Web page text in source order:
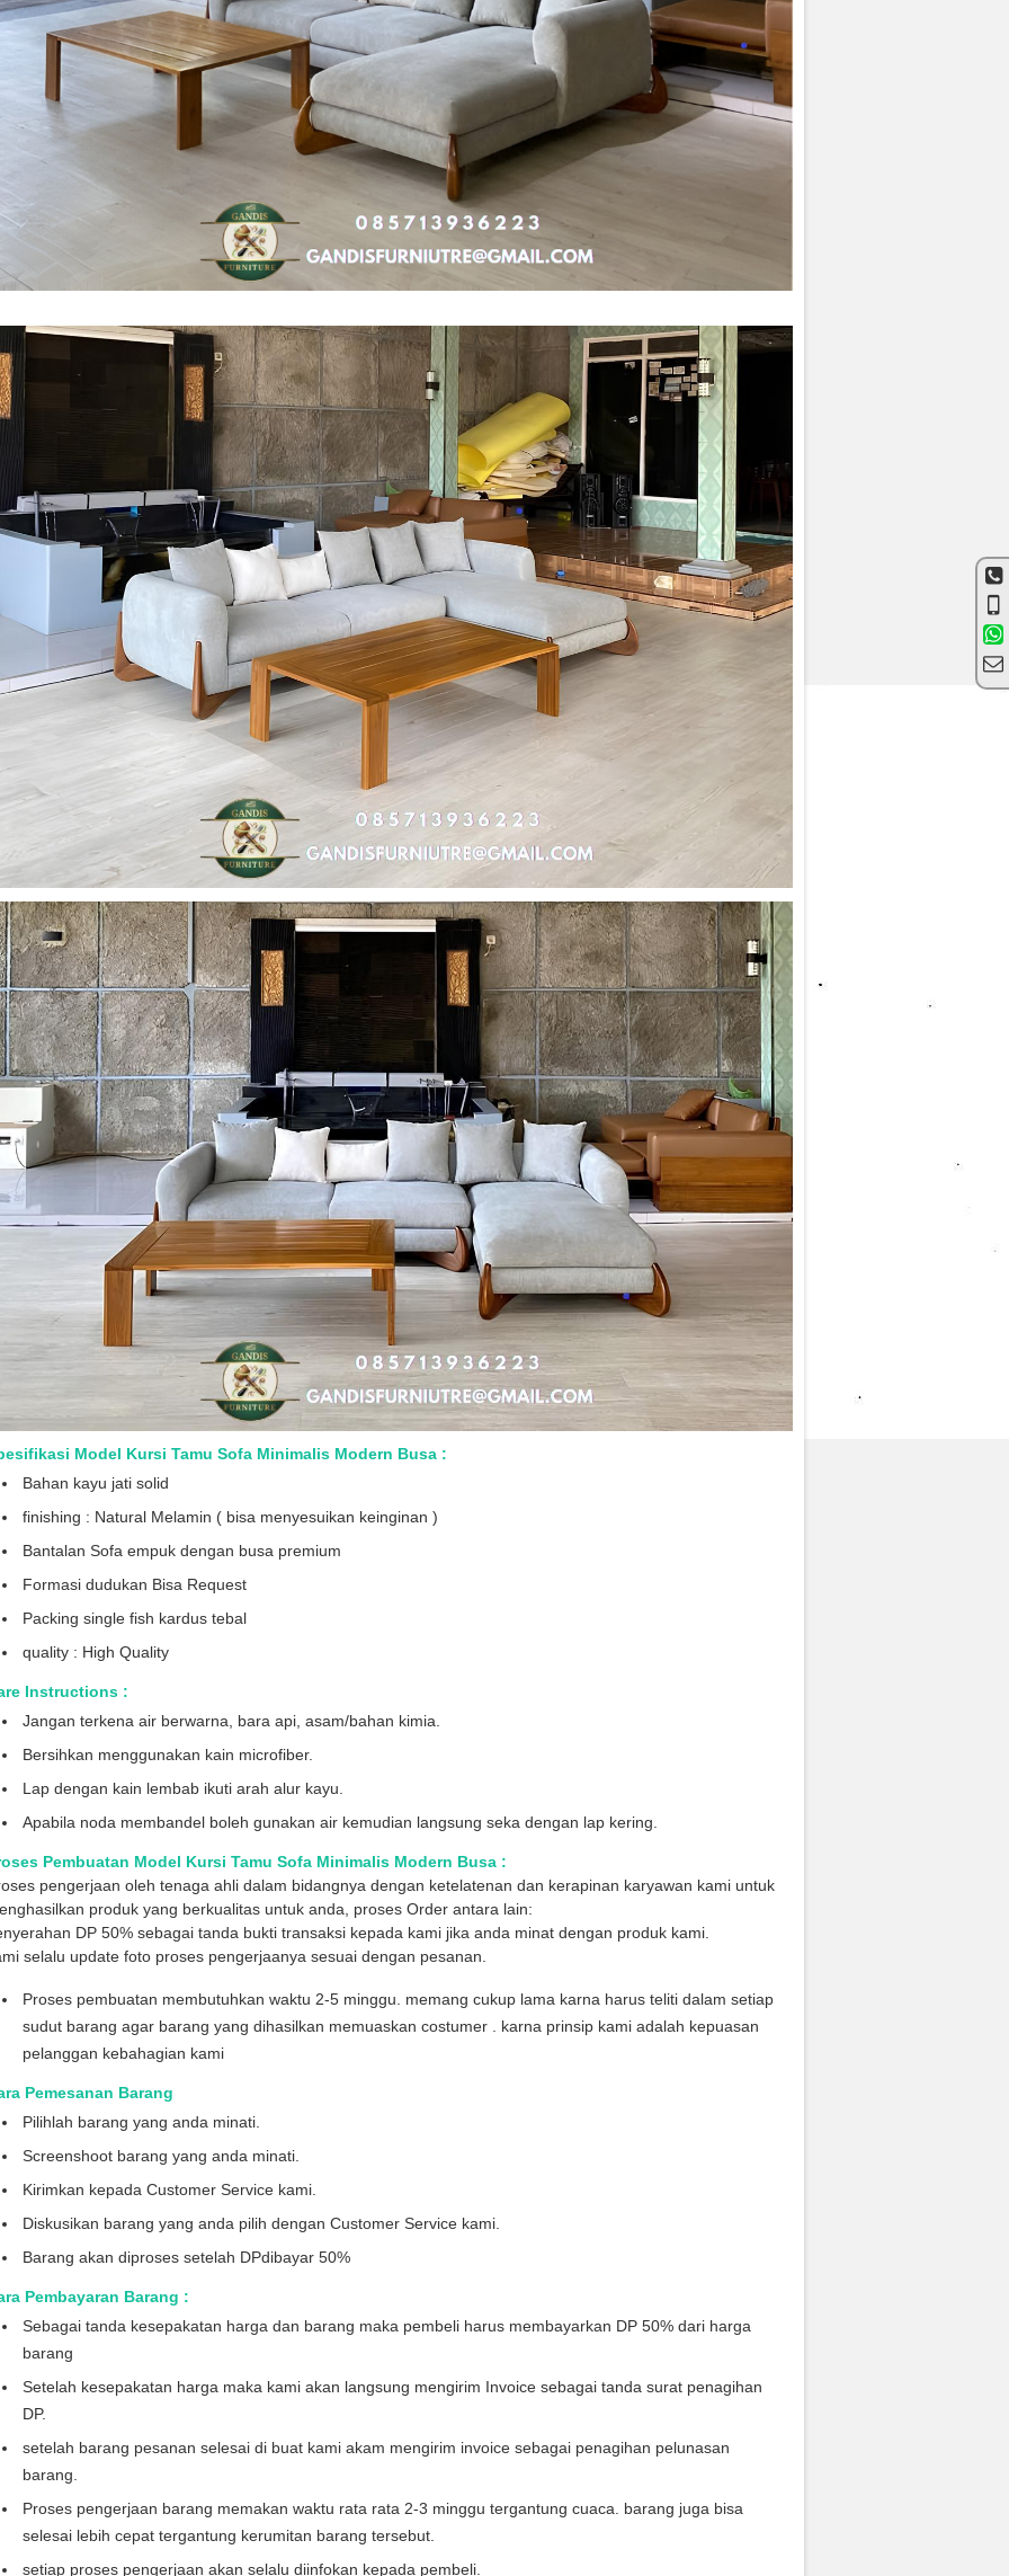
Model Kursi Tamu Sofa Minimalis Modern Busa :
Bahan kayu jati solid
finishing : Natural Melamin ( bisa menyesuikan keinginan )
Bantalan Sofa empuk dengan busa premium
Formasi dudukan Bisa Request
Packing single fish kardus tebal
quality : High Quality
Instructions :
Jangan terkena air berwarna, bara api, asam/bahan kimia.
Bersihkan menggunakan kain microfiber.
Lap dengan kain lembab ikuti arah alur kayu.
Apabila noda membandel boleh gunakan air kemudian langsung seka dengan lap kering.
Pembuatan Model Kursi Tamu Sofa Minimalis Modern Busa :
pengerjaan oleh tenaga ahli dalam bidangnya dengan ketelatenan dan kerapinan karyawan kami untuk
produk yang berkualitas untuk anda, proses Order antara lain:
DP 50% sebagai tanda bukti transaksi kepada kami jika anda minat dengan produk kami.
selalu update foto proses pengerjaanya sesuai dengan pesanan.
Proses pembuatan membutuhkan waktu 2-5 minggu. memang cukup lama karna harus teliti dalam setiap
sudut barang agar barang yang dihasilkan memuaskan costumer . karna prinsip kami adalah kepuasan
pelanggan kebahagian kami
Pemesanan Barang
Pilihlah barang yang anda minati.
Screenshoot barang yang anda minati.
Kirimkan kepada Customer Service kami.
Diskusikan barang yang anda pilih dengan Customer Service kami.
Barang akan diproses setelah DPdibayar 50%
Pembayaran Barang :
Sebagai tanda kesepakatan harga dan barang maka pembeli harus membayarkan DP 50% dari harga
barang
Setelah kesepakatan harga maka kami akan langsung mengirim Invoice sebagai tanda surat penagihan
DP.
setelah barang pesanan selesai di buat kami akam mengirim invoice sebagai penagihan pelunasan
barang.
Proses pengerjaan barang memakan waktu rata rata 2-3 minggu tergantung cuaca. barang juga bisa
selesai lebih cepat tergantung kerumitan barang tersebut.
setiap proses pengerjaan akan selalu diinfokan kepada pembeli.